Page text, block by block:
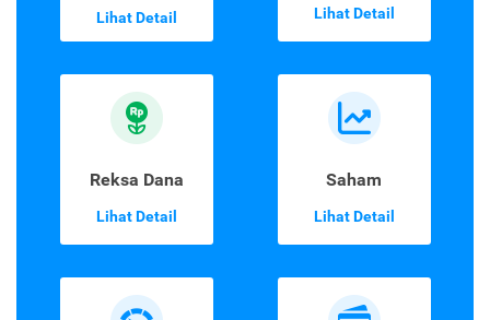
Lihat Detail Lihat Detail
Reksa Dana
Lihat Detail
Saham
Lihat Detail